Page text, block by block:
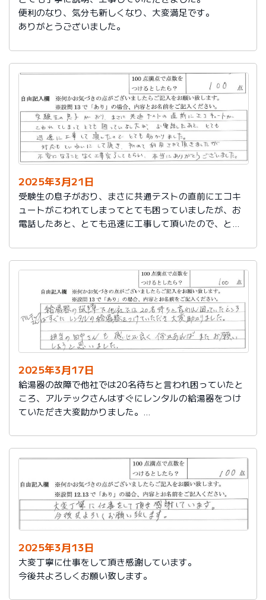
便利のなり、気分も新しくなり、大変満足です。
ありがとうございました。
2025年3月21日
受験生の息子がおり、まさに共通テストの直前にエコキ
ュートがこわれてしまってとても困っていましたが、お
電話したあと、とても迅速に工事して頂いたので、とて
対応もていねいして頂き、初めて利用させて頂きました
が不安になることなく工事完了してもらい、本当にあり
2025年3月17日
給湯器の故障で他社では20名待ちと言われ困っていたと
ころ、アルテックさんはすぐにレンタルの給湯器をつけ
ていただき大変助かりました。
うと思いました。
2025年3月13日
大変丁寧に仕事をして頂き感謝しています。
今後共よろしくお願い致します。